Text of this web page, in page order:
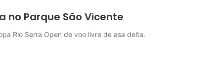
no Parque São Vicente
Rio Serra Open de voo livre de asa delta.